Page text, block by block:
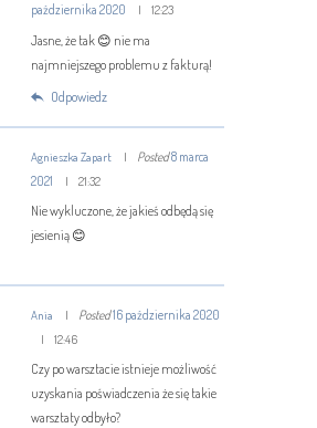
października 2020
12:23
Jasne, że tak 😊 nie ma
najmniejszego problemu z fakturą!
Odpowiedz
Agnieszka Zapart Posted8 marca
2021
21:32
Nie wykluczone, że jakieś odbędą się
jesienią 😊
Ania Posted16 października 2020
12:46
Czy po warsztacie istnieje możliwość
uzyskania poświadczenia że się takie
warsztaty odbyło?